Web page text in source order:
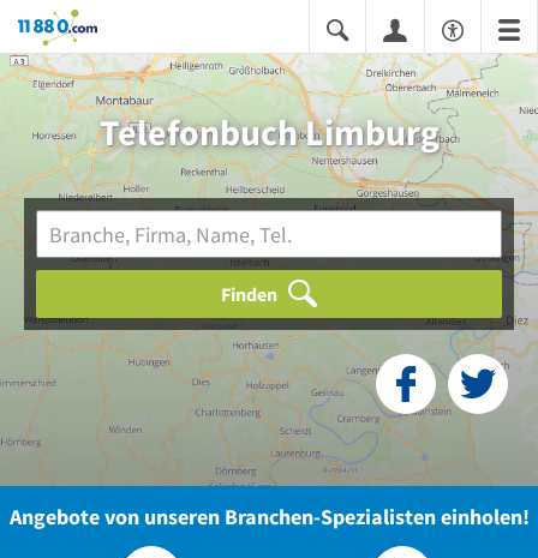
11880.com
Telefonbuch Limburg
Finden
Angebote von unseren Branchen-Spezialisten einholen!